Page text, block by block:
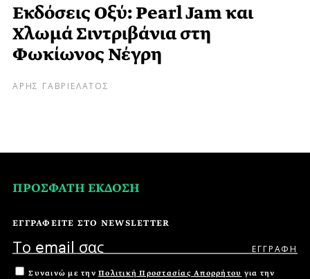
Εκδόσεις Οξύ: Pearl Jam και
Χλωμά Σιντριβάνια στη
Φωκίωνος Νέγρη
ΑΡΗΣ ΓΑΒΡΙΕΛΑΤΟΣ
ΠΡΟΣΦΑΤΗ ΕΚΔΟΣΗ
ΕΓΓΡΑΦΕΙΤΕ ΣΤΟ NEWSLETTER
Συναινώ με την Πολιτική Προστασίας Απορρήτου για την